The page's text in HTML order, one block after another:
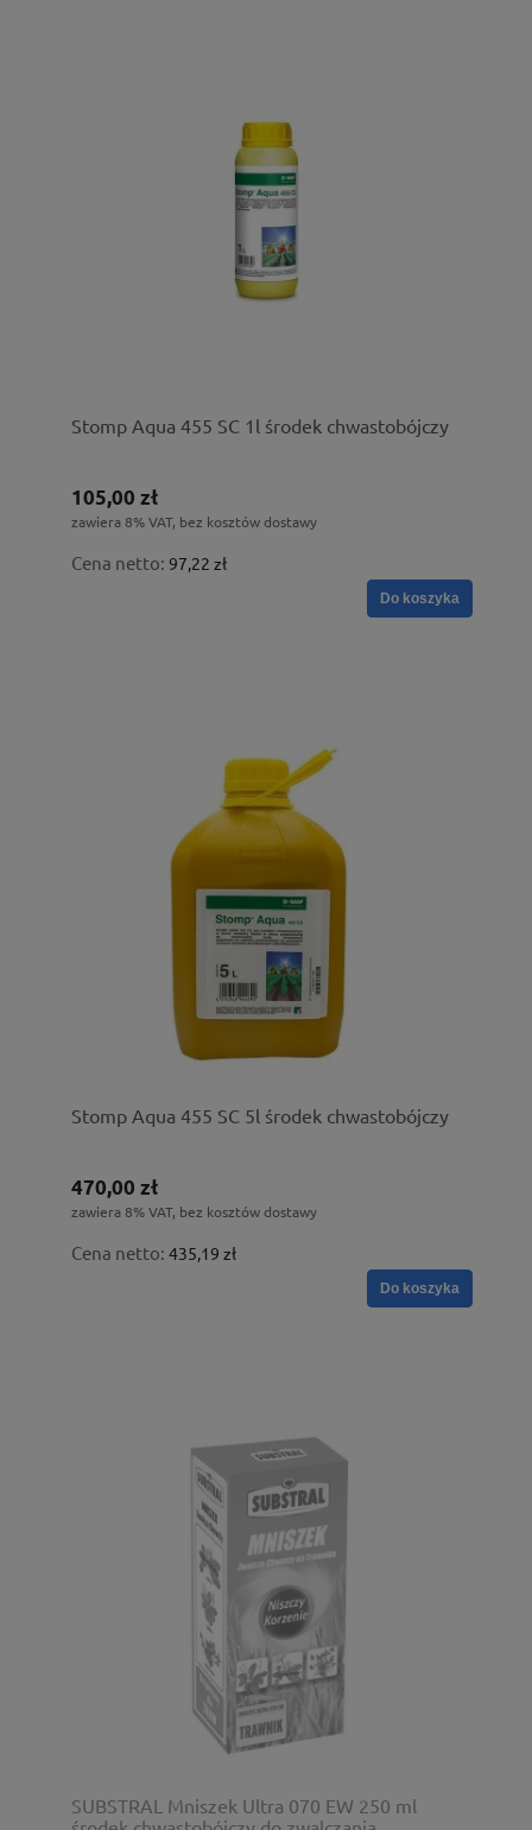
Stomp Aqua 455 SC 1l środek chwastobójczy
105,00 zł
zawiera 8% VAT, bez kosztów dostawy
Cena netto: 97,22 zł
Do koszyka
Stomp Aqua 455 SC 5l środek chwastobójczy
470,00 zł
zawiera 8% VAT, bez kosztów dostawy
Cena netto: 435,19 zł
Do koszyka
SUBSTRAL Mniszek Ultra 070 EW 250 ml